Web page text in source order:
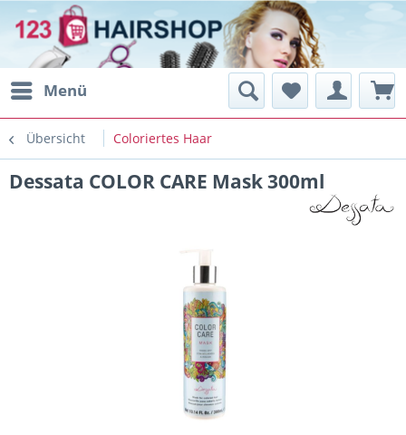
Menü
Übersicht Coloriertes Haar
Dessata COLOR CARE Mask 300ml